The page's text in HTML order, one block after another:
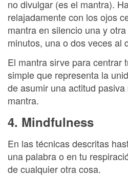
no divulgar (es el mantra).
relajadamente con los ojos
mantra en silencio una y
minutos, una o dos veces al
El mantra sirve para centrar
simple que representa la
de asumir una actitud
mantra.
4. Mindfulness
En las técnicas descritas
una palabra o en tu
de cualquier otra cosa.